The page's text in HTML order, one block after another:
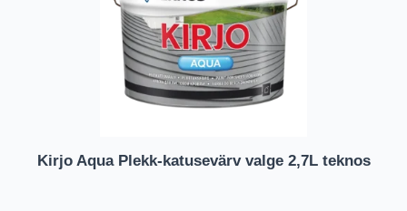
Kirjo Aqua Plekk-katusevärv valge 2,7L teknos